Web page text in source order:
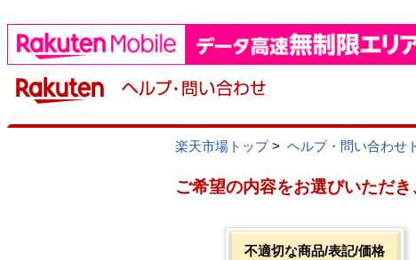
楽天市場トップ> ヘルプ・問い合わせ
ご希望の内容をお選びいただき
不適切な商品/表記/価格